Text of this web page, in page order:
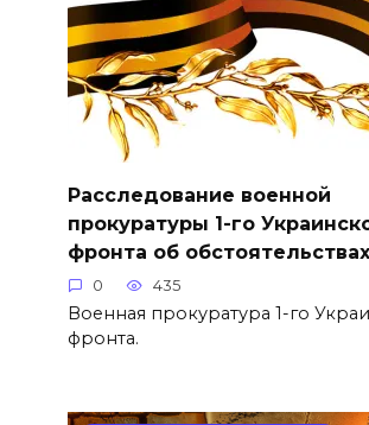
Расследование военной
прокуратуры 1-го
фронта об
0 435
Военная прокуратура 1-го
фронта.